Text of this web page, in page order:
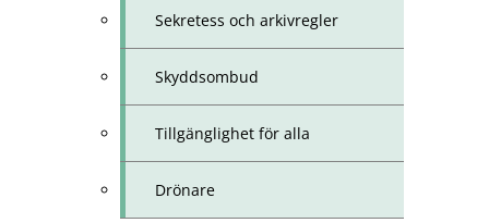
Sekretess och arkivregler
Skyddsombud
Tillgänglighet för alla
Drönare